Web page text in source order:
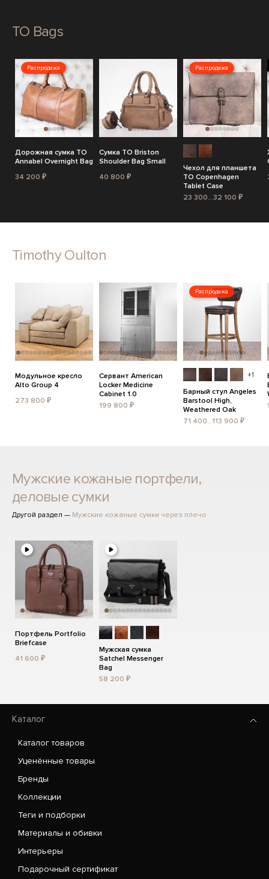
TO Bags
Распродажа
Дорожная сумка TO
Annabel Overnight Bag
34 200 ₽
Сумка TO Briston
Shoulder Bag Small
40 800 ₽
Распродажа
Чехол для планшета
TO Copenhagen
Tablet Case
23 300...32 100 ₽
Timothy Oulton
Модульное кресло
Alto Group 4
273 800 ₽
Сервант American
Locker Medicine
Cabinet 1.0
199 800 ₽
Распродажа
+1
Барный стул Angeles
Barstool High,
Weathered Oak
71 400...113 900 ₽
Мужские кожаные портфели,
деловые сумки
Другой раздел — Мужские кожаные сумки через плечо
Портфель Portfolio
Briefcase
41 600 ₽
Мужская сумка
Satchel Messenger
Bag
58 200 ₽
Каталог
Каталог товаров
Уценённые товары
Бренды
Коллекции
Теги и подборки
Материалы и обивки
Интерьеры
Подарочный сертификат